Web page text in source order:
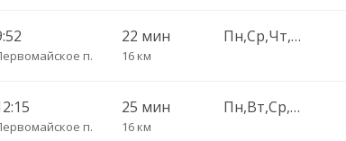
п.
22 мин
16 км
Пн,Ср,Чт,Сб
п.
25 мин
16 км
Пн,Вт,Ср,Чт,Пт